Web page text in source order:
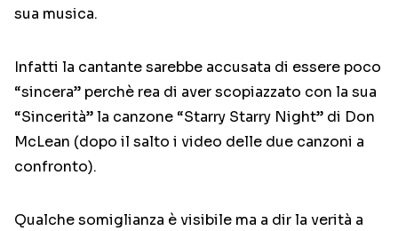
sua musica.
Infatti la cantante sarebbe accusata di essere poco
“sincera” perchè rea di aver scopiazzato con la sua
“Sincerità” la canzone “Starry Starry Night” di Don
McLean (dopo il salto i video delle due canzoni a
confronto).
Qualche somiglianza è visibile ma a dir la verità a